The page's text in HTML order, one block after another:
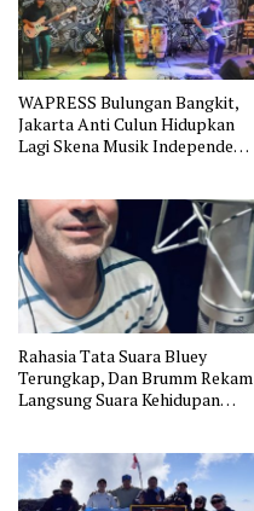
WAPRESS Bulungan Bangkit,
Jakarta Anti Culun Hidupkan
Lagi Skena Musik Independen
Rahasia Tata Suara Bluey
Terungkap, Dan Brumm Rekam
Langsung Suara Kehidupan